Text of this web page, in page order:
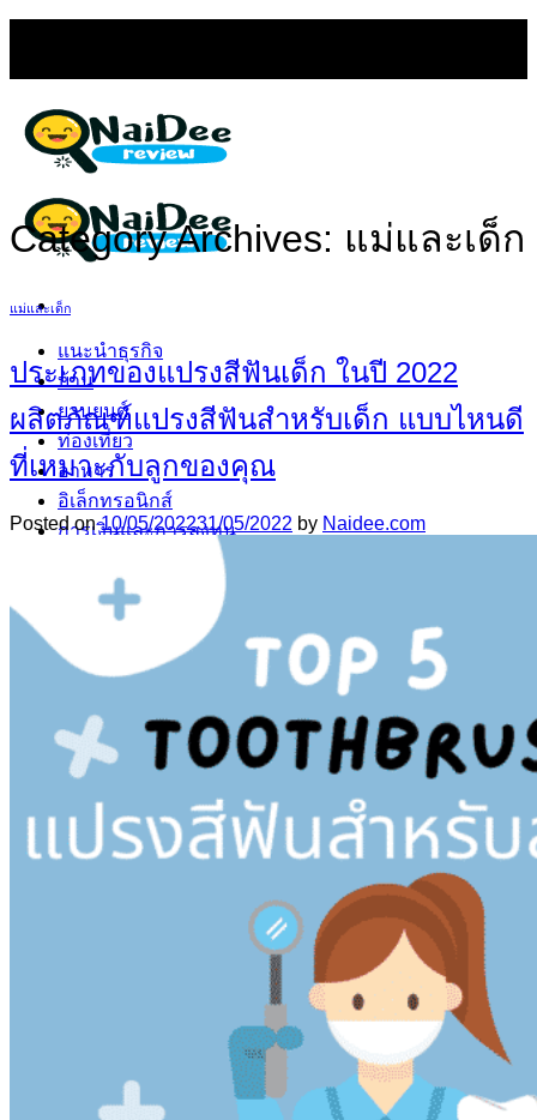
แนะนำธุรกิจ
บ้าน
ยานยนต์
ท่องเที่ยว
อาหาร
อิเล็กทรอนิกส์
การเงินและการลงทุน
สุขภาพและความงาม
การแพทย์
แม่และเด็ก
สัตว์เลี้ยง
สื่อบันเทิง
ความรู้ทั่วไป
การตลาด
Category Archives: แม่และเด็ก
แม่และเด็ก
ประเภทของแปรงสีฟันเด็ก ในปี 2022
ผลิตภัณฑ์แปรงสีฟันสำหรับเด็ก แบบไหนดี
ที่เหมาะกับลูกของคุณ
Posted on10/05/202231/05/2022 by Naidee.com